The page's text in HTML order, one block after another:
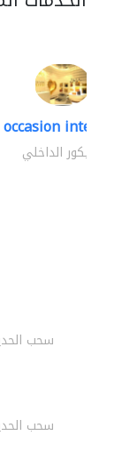
occasion interiors
الديكور الداخلي
سحب
سحب